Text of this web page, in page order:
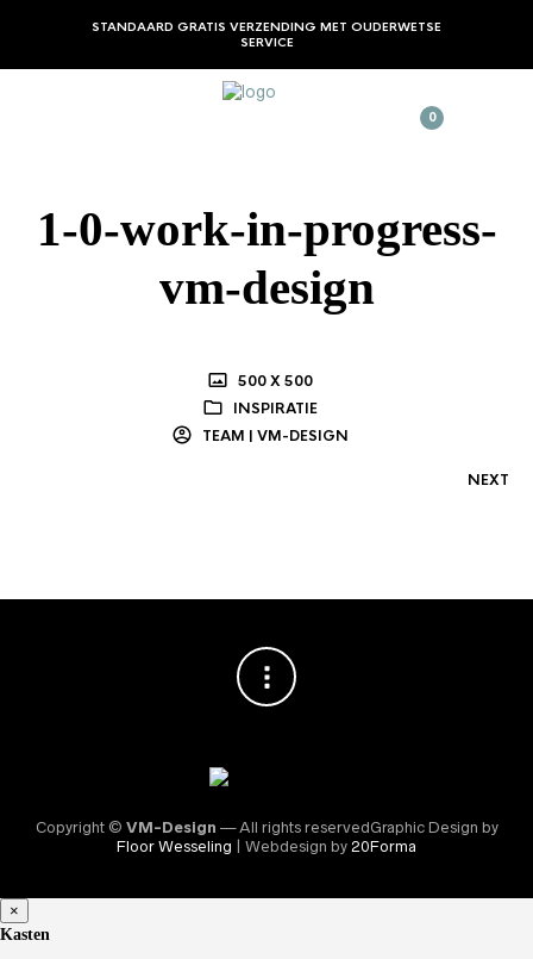
STANDAARD GRATIS VERZENDING MET OUDERWETSE
SERVICE
0
1-0-work-in-progress-
vm-design
500 X 500
INSPIRATIE
TEAM | VM-DESIGN
NEXT
Copyright © VM-Design — All rights reservedGraphic Design by
Floor Wesseling | Webdesign by 20Forma
×
Kasten